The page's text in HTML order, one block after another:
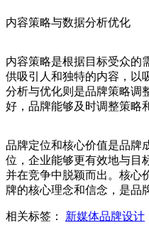
内容策略与数据分析优化
内容策略是根据目标受众的
供吸引人和独特的内容，以
分析与优化则是品牌策略调
好，品牌能够及时调整策略
品牌定位和核心价值是品牌
位，企业能够更有效地与目
并在竞争中脱颖而出。核心
牌的核心理念和信念，是品
相关标签： 新媒体品牌设计